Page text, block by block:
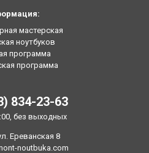
мастерская
ноутбуков
программа
программа
834-23-63
без выходных
Ереванская 8
noutbuka.com